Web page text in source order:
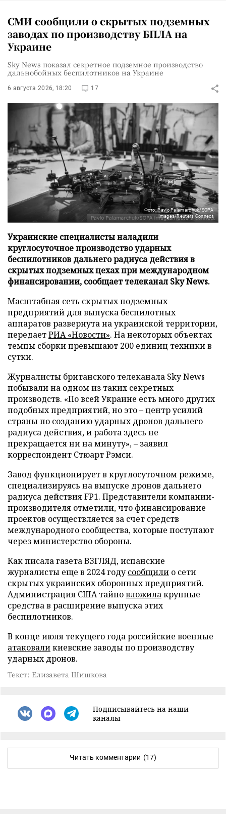
СМИ сообщили о скрытых подземных
заводах по производству БПЛА на
Украине
Sky News показал секретное подземное производство
дальнобойных беспилотников на Украине
6 августа 2026, 18:20 17
Фото: Pavlo Palamarchuk/SOPA
Images/Reuters Connect
Украинские специалисты наладили
круглосуточное производство ударных
беспилотников дальнего радиуса действия в
скрытых подземных цехах при международном
финансировании, сообщает телеканал Sky News.
Масштабная сеть скрытых подземных
предприятий для выпуска беспилотных
аппаратов развернута на украинской территории,
передаетРИА «Новости». На некоторых объектах
темпы сборки превышают 200 единиц техники в
сутки.
Журналисты британского телеканала Sky News
побывали на одном из таких секретных
производств. «По всей Украине есть много других
подобных предприятий, но это – центр усилий
страны по созданию ударных дронов дальнего
радиуса действия, и работа здесь не
прекращается ни на минуту», – заявил
корреспондент Стюарт Рэмси.
Завод функционирует в круглосуточном режиме,
специализируясь на выпуске дронов дальнего
радиуса действия FP1. Представители компании-
производителя отметили, что финансирование
проектов осуществляется за счет средств
международного сообщества, которые поступают
через министерство обороны.
Как писала газета ВЗГЛЯД, испанские
журналисты еще в 2024 годусообщили о сети
скрытых украинских оборонных предприятий.
Администрация США тайновложилакрупные
средства в расширение выпуска этих
беспилотников.
В конце июля текущего года российские военные
атаковаликиевские заводы по производству
ударных дронов.
Текст: Елизавета Шишкова
Подписывайтесь на наши
каналы
Читать комментарии (17)